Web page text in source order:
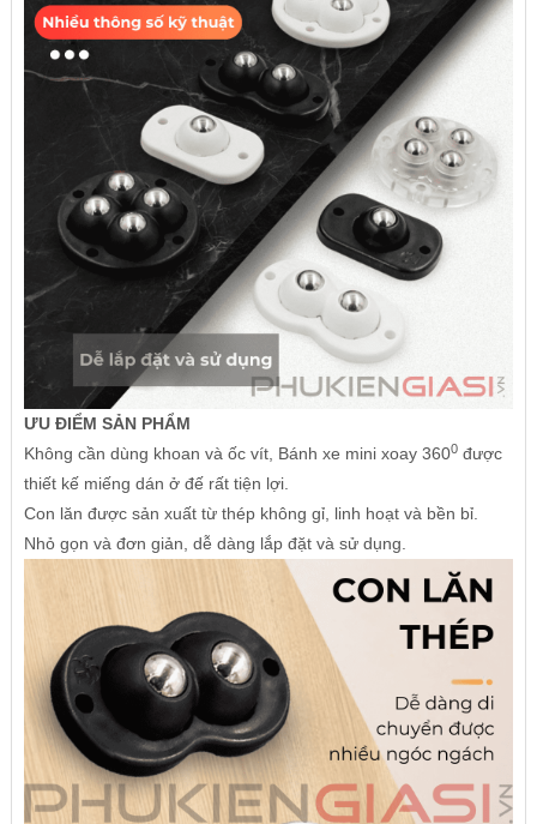
ƯU ĐIỂM SẢN PHẨM
Không cần dùng khoan và ốc vít, Bánh xe mini xoay 3600được
thiết kế miếng dán ở đế rất tiện lợi.
Con lăn được sản xuất từ thép không gỉ, linh hoạt và bền bỉ.
Nhỏ gọn và đơn giản, dễ dàng lắp đặt và sử dụng.